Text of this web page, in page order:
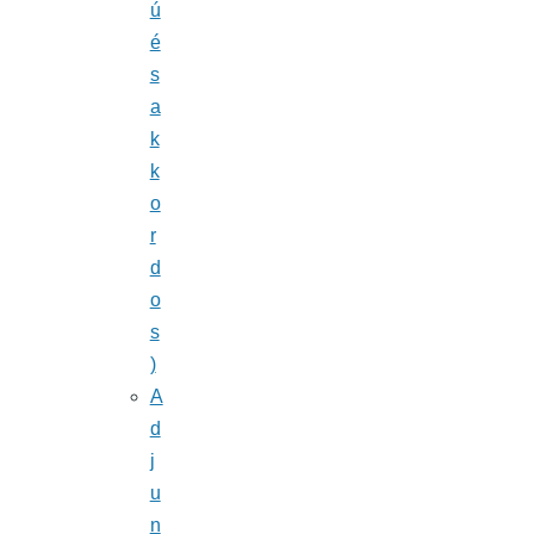
ú
é
s
a
k
k
o
r
d
o
s
)
A
d
j
u
n